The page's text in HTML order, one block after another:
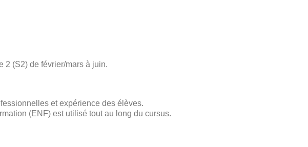
2 (S2) de février/mars à juin.
et expérience des élèves.
(ENF) est utilisé tout au long du cursus.